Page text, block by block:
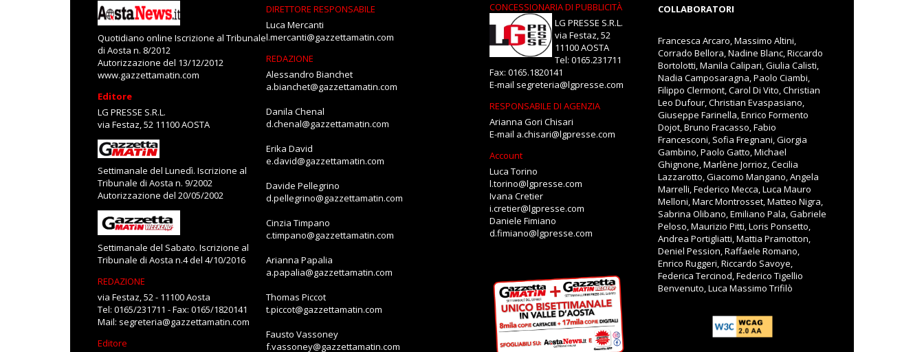
Quotidiano online Iscrizione al Tribunale
di Aosta n. 8/2012
Autorizzazione del 13/12/2012
www.gazzettamatin.com
Editore
LG PRESSE S.R.L.
via Festaz, 52 11100 AOSTA
Settimanale del Lunedì. Iscrizione al
Tribunale di Aosta n. 9/2002
Autorizzazione del 20/05/2002
Settimanale del Sabato. Iscrizione al
Tribunale di Aosta n.4 del 4/10/2016
REDAZIONE
via Festaz, 52 - 11100 Aosta
Tel: 0165/231711 - Fax: 0165/1820141
Mail: segreteria@gazzettamatin.com
Editore
DIRETTORE RESPONSABILE
Luca Mercanti
l.mercanti@gazzettamatin.com
REDAZIONE
Alessandro Bianchet
a.bianchet@gazzettamatin.com
Danila Chenal
d.chenal@gazzettamatin.com
Erika David
e.david@gazzettamatin.com
Davide Pellegrino
d.pellegrino@gazzettamatin.com
Cinzia Timpano
c.timpano@gazzettamatin.com
Arianna Papalia
a.papalia@gazzettamatin.com
Thomas Piccot
t.piccot@gazzettamatin.com
Fausto Vassoney
f.vassoney@gazzettamatin.com
CONCESSIONARIA DI PUBBLICITÀ
LG PRESSE S.R.L.
via Festaz, 52
11100 AOSTA
Tel: 0165.231711
Fax: 0165.1820141
E-mail segreteria@lgpresse.com
RESPONSABILE DI AGENZIA
Arianna Gori Chisari
E-mail a.chisari@lgpresse.com
Account
Luca Torino
l.torino@lgpresse.com
Ivana Cretier
i.cretier@lgpresse.com
Daniele Fimiano
d.fimiano@lgpresse.com
COLLABORATORI
Francesca Arcaro, Massimo Altini,
Corrado Bellora, Nadine Blanc, Riccardo
Bortolotti, Manila Calipari, Giulia Calisti,
Nadia Camposaragna, Paolo Ciambi,
Filippo Clermont, Carol Di Vito, Christian
Leo Dufour, Christian Evaspasiano,
Giuseppe Farinella, Enrico Formento
Dojot, Bruno Fracasso, Fabio
Francesconi, Sofia Fregnani, Giorgia
Gambino, Paolo Gatto, Michael
Ghignone, Marlène Jorrioz, Cecilia
Lazzarotto, Giacomo Mangano, Angela
Marrelli, Federico Mecca, Luca Mauro
Melloni, Marc Montrosset, Matteo Nigra,
Sabrina Olibano, Emiliano Pala, Gabriele
Peloso, Maurizio Pitti, Loris Ponsetto,
Andrea Portigliatti, Mattia Pramotton,
Deniel Pession, Raffaele Romano,
Enrico Ruggeri, Riccardo Savoye,
Federica Tercinod, Federico Tigellio
Benvenuto, Luca Massimo Trifilò